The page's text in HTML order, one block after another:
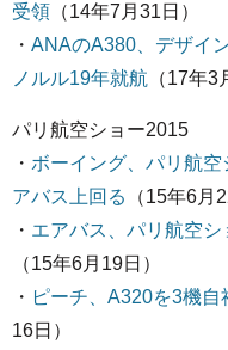
受領 （14年7月31日）
・ ANAのA380、デザイ
ノルル19年就航 （17年3
パリ航空ショー2015
・ ボーイング、パリ航
アバス上回る
（15年6月
・ エアバス、パリ航空
（15年6月19日）
・ ピーチ、A320を3機
16日）